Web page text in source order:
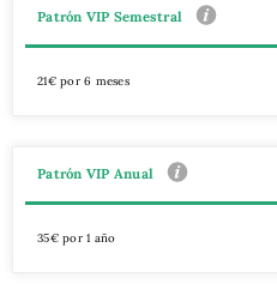
Patrón VIP Semestral
21€ por 6 meses
Patrón VIP Anual
35€ por 1 año